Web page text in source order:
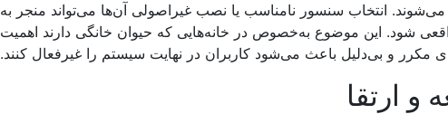
انتخاب سنسور نامناسب یا نصب غیراصولی آن‌ها می‌تواند منجر به
شود. این موضوع به‌خصوص در خانه‌هایی که حیوان خانگی دارند اهمیت
مکرر و بی‌دلیل باعث می‌شود کاربران در نهایت سیستم را غیرفعال کنند.
و ارتقا